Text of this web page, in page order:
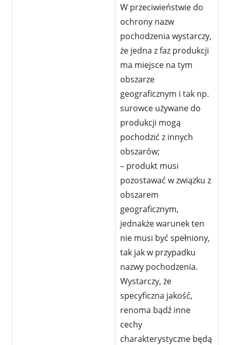
W przeciwieństwie do
ochrony nazw
pochodzenia wystarczy,
że jedna z faz produkcji
ma miejsce na tym
obszarze
geograficznym i tak np.
surowce używane do
produkcji mogą
pochodzić z innych
obszarów;
– produkt musi
pozostawać w związku z
obszarem
geograficznym,
jednakże warunek ten
nie musi być spełniony,
tak jak w przypadku
nazwy pochodzenia.
Wystarczy, że
specyficzna jakość,
renoma bądź inne
cechy
charakterystyczne będą